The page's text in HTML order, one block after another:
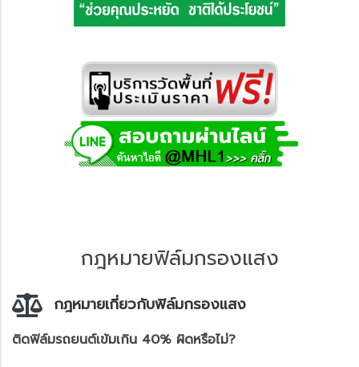
กฎหมายฟิล์มกรองแสง
กฎหมายเกี่ยวกับฟิล์มกรองแสง
ติดฟิล์มรถยนต์เข้มเกิน 40% ผิดหรือไม่?